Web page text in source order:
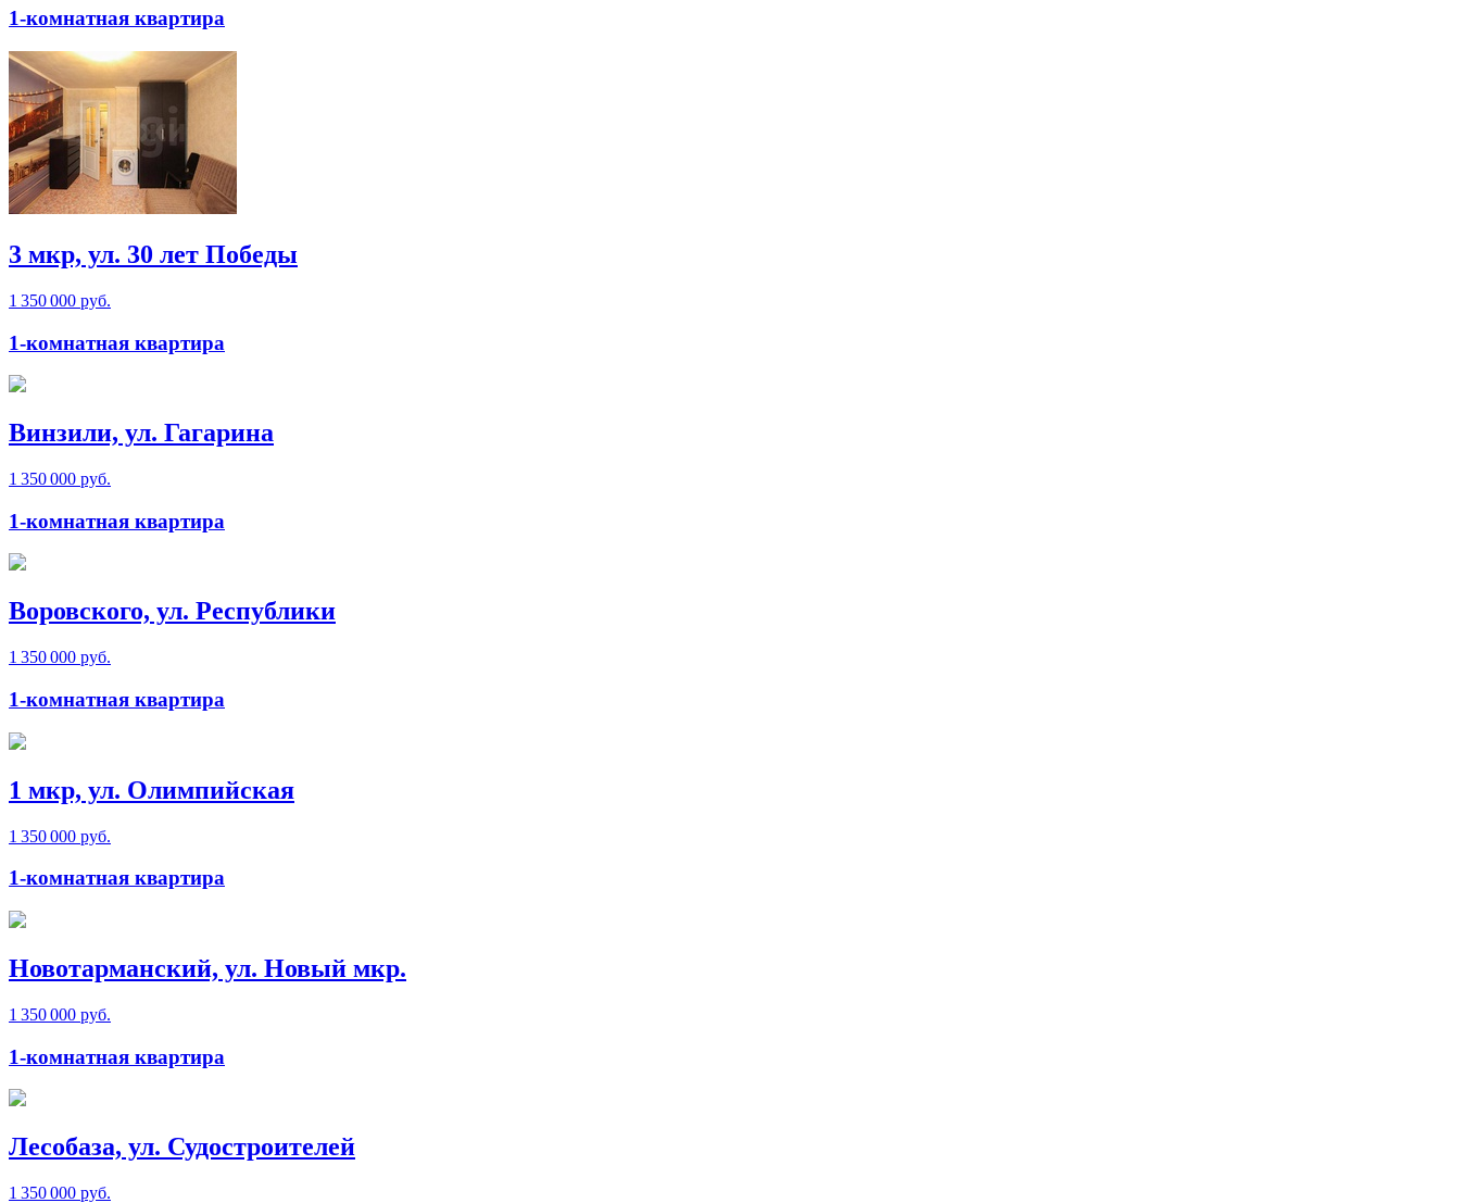
1-комнатная квартира
3 мкр, ул. 30 лет Победы
1 350 000 руб.
1-комнатная квартира
Винзили, ул. Гагарина
1 350 000 руб.
1-комнатная квартира
Воровского, ул. Республики
1 350 000 руб.
1-комнатная квартира
1 мкр, ул. Олимпийская
1 350 000 руб.
1-комнатная квартира
Новотарманский, ул. Новый мкр.
1 350 000 руб.
1-комнатная квартира
Лесобаза, ул. Судостроителей
1 350 000 руб.